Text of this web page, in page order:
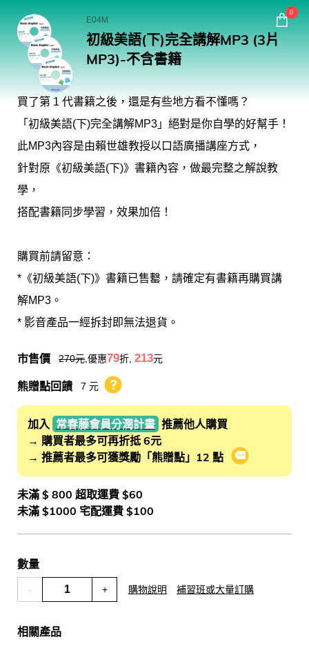
0
E04M
初級美語(下)完全講解MP3 (3片
MP3)-不含書籍
買了第 1 代書籍之後，還是有些地方看不懂嗎？
「初級美語(下)完全講解MP3」絕對是你自學的好幫手！
此MP3內容是由賴世雄教授以口語廣播講座方式，
針對原《初級美語(下)》書籍內容，做最完整之解說教
學，
搭配書籍同步學習，效果加倍！
購買前請留意：
*《初級美語(下)》書籍已售罊，請確定有書籍再購買講
解MP3。
* 影音產品一經拆封即無法退貨。
市售價 270元 ,優惠79折, 213元
熊贈點回饋 7 元 熊贈點回饋辦法
加入 常春藤會員分潤計畫 推薦他人購買
→ 購買者最多可再折抵 6元
→ 推薦者最多可獲獎勵「熊贈點」12 點
會員推薦分潤
未滿 $ 800 超取運費 $60
未滿 $1000 宅配運費 $100
數量
- + 購物說明 補習班或大量訂購
相關產品